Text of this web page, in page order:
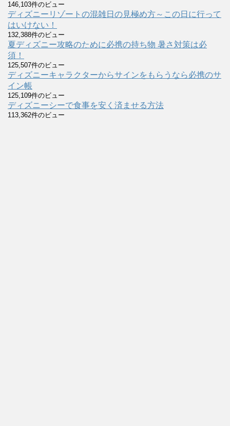
146,103件のビュー
ディズニーリゾートの混雑日の見極め方～この日に行って
はいけない！
132,388件のビュー
夏ディズニー攻略のために必携の持ち物 暑さ対策は必
須！
125,507件のビュー
ディズニーキャラクターからサインをもらうなら必携のサ
イン帳
125,109件のビュー
ディズニーシーで食事を安く済ませる方法
113,362件のビュー